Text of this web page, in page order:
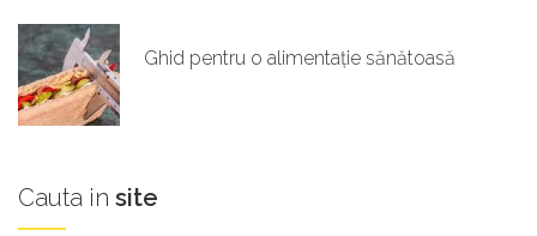
Ghid pentru o alimentație sănătoasă
Cauta in site